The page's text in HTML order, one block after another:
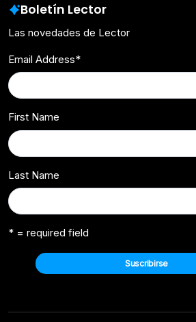
Boletín Lector
Las novedades de Lector
Email Address*
First Name
Last Name
* = required field